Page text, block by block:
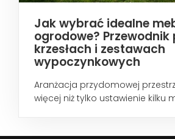
Jak wybrać idealne
ogrodowe? Przewodnik
krzesłach i zestawach
wypoczynkowych
Aranżacja przydomowej
więcej niż tylko ustawienie kilku